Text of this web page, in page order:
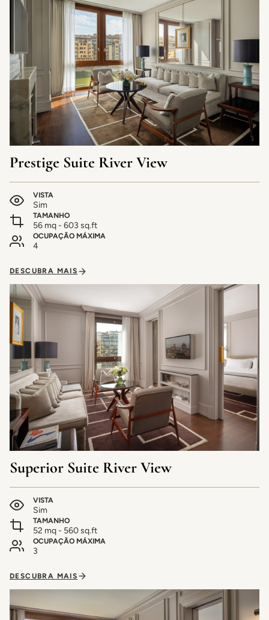
Prestige Suite River View
VISTA
Sim
TAMANHO
56 mq - 603 sq.ft
OCUPAÇÃO MÁXIMA
4
DESCUBRA MAIS
Superior Suite River View
VISTA
Sim
TAMANHO
52 mq - 560 sq.ft
OCUPAÇÃO MÁXIMA
3
DESCUBRA MAIS